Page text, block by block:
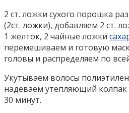
2 ст. ложки сухого порошка
(2ст. ложки), добавляем 2 ст.
1 желток, 2 чайные ложки
перемешиваем и готовую
головы и распределяем по
Укутываем волосы
надеваем утепляющий колпак
30 минут.